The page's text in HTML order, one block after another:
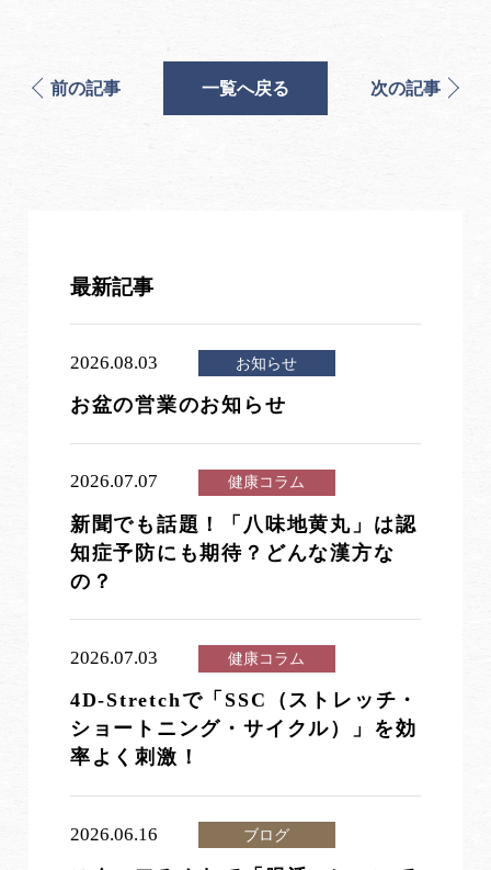
前の記事 一覧へ戻る 次の記事
最新記事
2026.08.03 お知らせ
お盆の営業のお知らせ
2026.07.07 健康コラム
新聞でも話題！「八味地黄丸」は認
知症予防にも期待？どんな漢方な
の？
2026.07.03 健康コラム
4D-Stretchで「SSC（ストレッチ・
ショートニング・サイクル）」を効
率よく刺激！
2026.06.16 ブログ